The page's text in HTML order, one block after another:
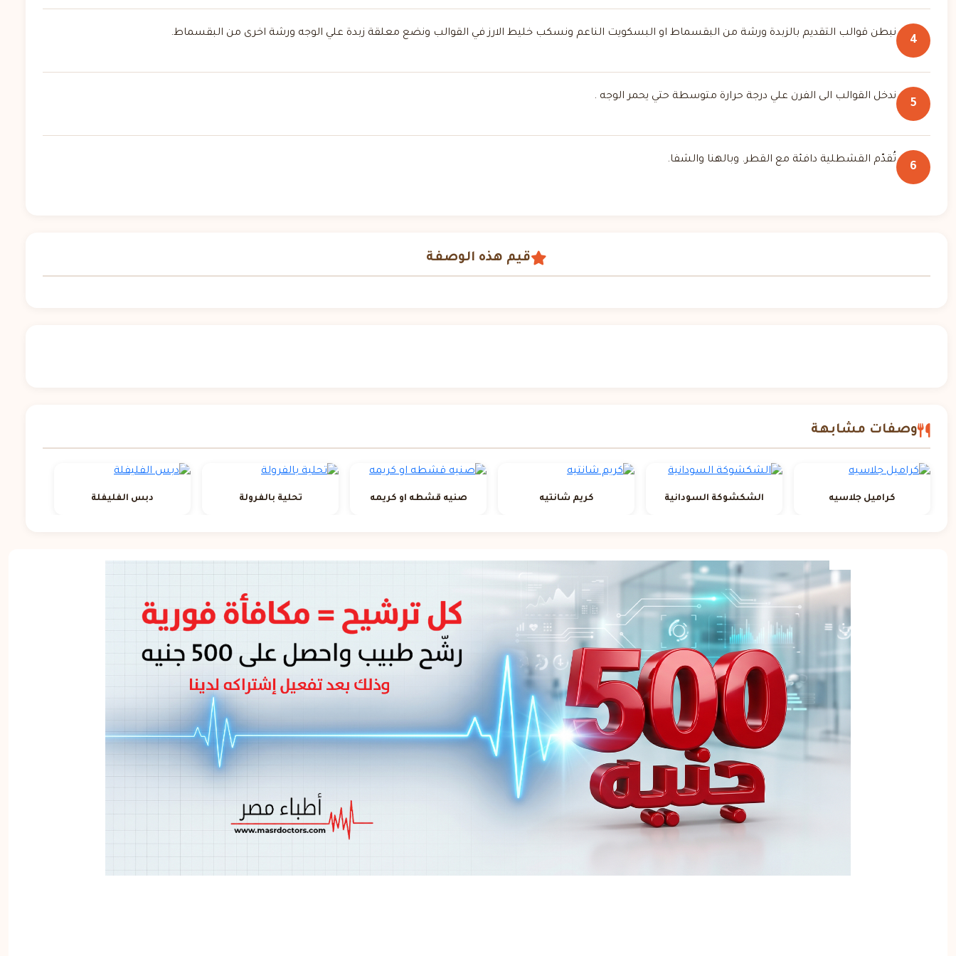
4
نبطن قوالب التقديم بالزبدة ورشة من البقسماط او البسكويت الناعم ونسكب خليط الارز في القوالب ونضع معلقة زبدة علي الوجه ورشة اخرى من البقسماط.
5
ندخل القوالب الى الفرن علي درجة حرارة متوسطة حتي يحمر الوجه .
6
تُقدّم القشطلية دافئة مع القطر. وبالهنا والشفا.
قيم هذه الوصفة
وصفات مشابهة
كراميل جلاسيه الشكشوكة السودانية كريم شانتيه صنيه قشطه او كريمه تحلية بالفرولة دبس الفليفلة